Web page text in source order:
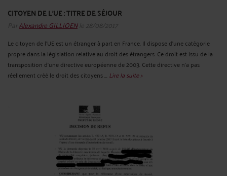
CITOYEN DE L'UE : TITRE DE SÉJOUR
ParAlexandre GILLIOENle 28/08/2017
Le citoyen de l’UE est un étranger à part en France. Il dispose d’une catégorie
propre dans la législation relative au droit des étrangers. Ce droit est issu de la
transposition d’une directive européenne de 2003. Cette directive n’a pas
réellement créé le droit des citoyens ... Lire la suite >